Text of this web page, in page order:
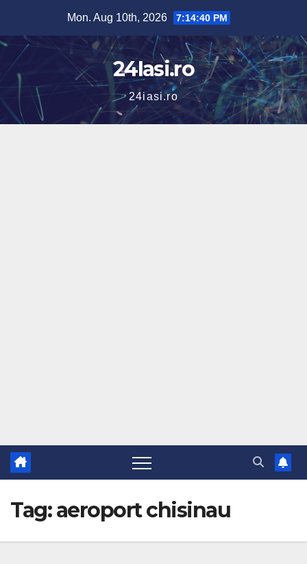
content
Mon. Aug 10th, 2026 7:14:41 PM
24Iasi.ro
24iasi.ro
Tag:aeroport chisinau